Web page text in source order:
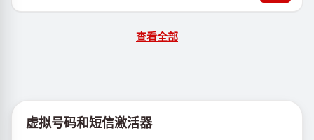
查看全部
虚拟号码和短信激活器